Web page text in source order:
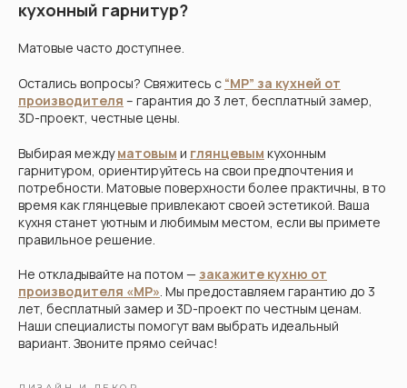
кухонный гарнитур?
Матовые часто доступнее.
Остались вопросы? Свяжитесь с “МР” за кухней от
производителя – гарантия до 3 лет, бесплатный замер,
3D-проект, честные цены.
Выбирая междуматовым и глянцевым кухонным
гарнитуром, ориентируйтесь на свои предпочтения и
потребности. Матовые поверхности более практичны, в то
время как глянцевые привлекают своей эстетикой. Ваша
кухня станет уютным и любимым местом, если вы примете
правильное решение.
Не откладывайте на потом — закажите кухню от
производителя «МР». Мы предоставляем гарантию до 3
лет, бесплатный замер и 3D-проект по честным ценам.
Наши специалисты помогут вам выбрать идеальный
вариант. Звоните прямо сейчас!